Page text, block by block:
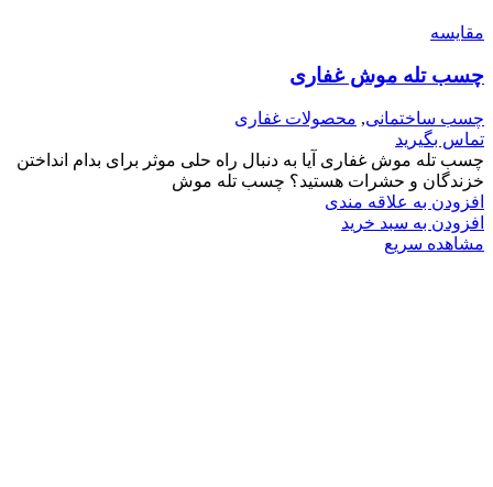
مقایسه
چسب تله موش غفاری
چسب ساختمانی, محصولات غفاری
تماس بگیرید
چسب تله موش غفاری آیا به دنبال راه حلی موثر برای بدام انداختن
خزندگان و حشرات هستید؟ چسب تله موش
افزودن به علاقه مندی
افزودن به سبد خرید
مشاهده سریع